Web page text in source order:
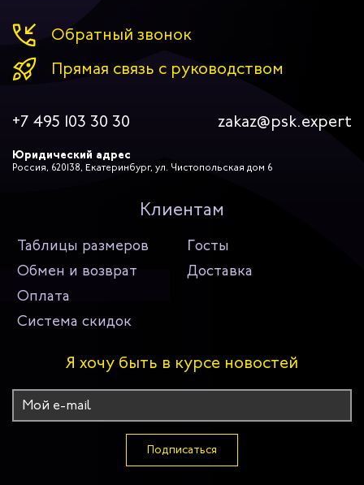
Обратный звонок
Прямая связь с руководством
+7 495 103 30 30 zakaz@psk.expert
Юридический адрес
Россия, 620138, Екатеринбург, ул. Чистопольская дом 6
Клиентам
Таблицы размеров
Госты
Обмен и возврат
Доставка
Оплата
Система скидок
Я хочу быть в курсе новостей
Подписаться